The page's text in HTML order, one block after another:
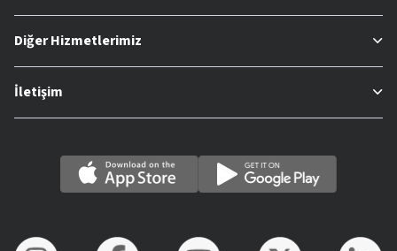
Diğer Hizmetlerimiz
İletişim